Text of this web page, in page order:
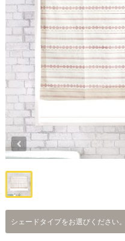
シェードタイプをお選びください。